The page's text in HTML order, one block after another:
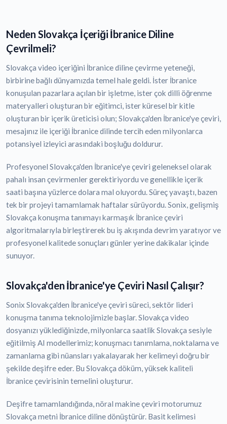
Neden Slovakça İçeriği İbranice Diline
Çevrilmeli?
Slovakça video içeriğini İbranice diline çevirme yeteneği,
birbirine bağlı dünyamızda temel hale geldi. İster İbranice
konuşulan pazarlara açılan bir işletme, ister çok dilli öğrenme
materyalleri oluşturan bir eğitimci, ister küresel bir kitle
oluşturan bir içerik üreticisi olun; Slovakça'den İbranice'ye çeviri,
mesajınız ile içeriği İbranice dilinde tercih eden milyonlarca
potansiyel izleyici arasındaki boşluğu doldurur.
Profesyonel Slovakça'den İbranice'ye çeviri geleneksel olarak
pahalı insan çevirmenler gerektiriyordu ve genellikle içerik
saati başına yüzlerce dolara mal oluyordu. Süreç yavaştı, bazen
tek bir projeyi tamamlamak haftalar sürüyordu. Sonix, gelişmiş
Slovakça konuşma tanımayı karmaşık İbranice çeviri
algoritmalarıyla birleştirerek bu iş akışında devrim yaratıyor ve
profesyonel kalitede sonuçları günler yerine dakikalar içinde
sunuyor.
Slovakça'den İbranice'ye Çeviri Nasıl Çalışır?
Sonix Slovakça'den İbranice'ye çeviri süreci, sektör lideri
konuşma tanıma teknolojimizle başlar. Slovakça video
dosyanızı yüklediğinizde, milyonlarca saatlik Slovakça sesiyle
eğitilmiş AI modellerimiz; konuşmacı tanımlama, noktalama ve
zamanlama gibi nüansları yakalayarak her kelimeyi doğru bir
şekilde deşifre eder. Bu Slovakça döküm, yüksek kaliteli
İbranice çevirisinin temelini oluşturur.
Deşifre tamamlandığında, nöral makine çeviri motorumuz
Slovakça metni İbranice diline dönüştürür. Basit kelimesi